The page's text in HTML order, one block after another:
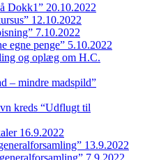
Dokk1” 20.10.2022
12.10.2022
7.10.2022
egne penge” 5.10.2022
og oplæg om H.C.
– mindre madspild”
kreds “Udflugt til
16.9.2022
13.9.2022
7.9.2022